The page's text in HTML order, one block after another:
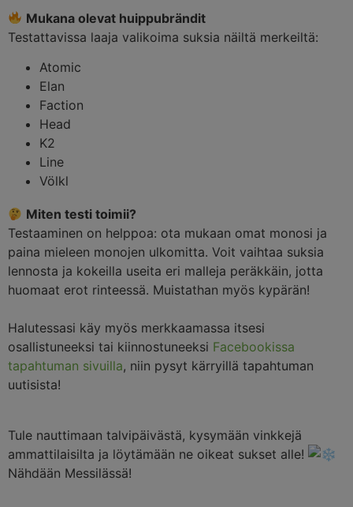
Mukana olevat huippubrändit
Testattavissa laaja valikoima suksia näiltä merkeiltä:
Atomic
Elan
Faction
Head
K2
Line
Völkl
Miten testi toimii?
Testaaminen on helppoa: ota mukaan omat monosi ja
paina mieleen monojen ulkomitta. Voit vaihtaa suksia
lennosta ja kokeilla useita eri malleja peräkkäin, jotta
huomaat erot rinteessä. Muistathan myös kypärän!
Halutessasi käy myös merkkaamassa itsesi
osallistuneeksi tai kiinnostuneeksi Facebookissa
tapahtuman sivuilla, niin pysyt kärryillä tapahtuman
uutisista!
Tule nauttimaan talvipäivästä, kysymään vinkkejä
ammattilaisilta ja löytämään ne oikeat sukset alle!
Nähdään Messilässä!